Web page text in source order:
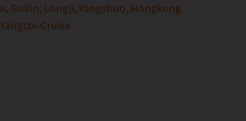
Guilin, Longji, Yangshuo, Hongkong
Cruise